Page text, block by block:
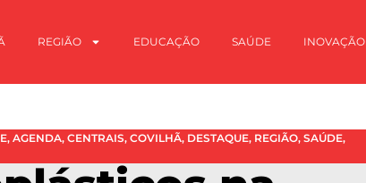
REGIÃO EDUCAÇÃO SAÚDE INOVAÇÃO
, AGENDA, CENTRAIS, COVILHÃ, DESTAQUE, REGIÃO, SAÚDE,